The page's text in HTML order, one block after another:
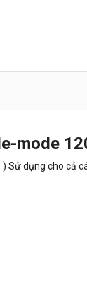
mode
Sử dụng cho cả